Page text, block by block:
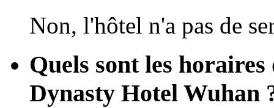
Non, l'hôtel n'a pas de
Quels sont les
Dynasty Hotel Wuhan